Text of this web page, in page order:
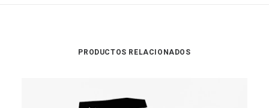
PRODUCTOS RELACIONADOS